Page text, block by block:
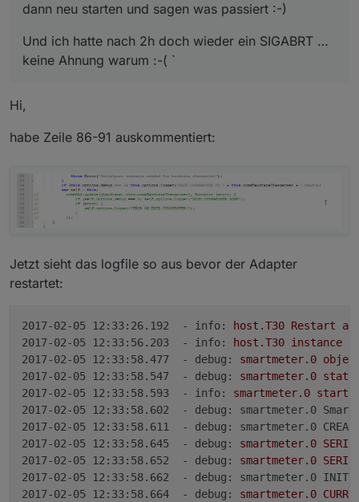
dann neu starten und sagen was passiert :-)
Und ich hatte nach 2h doch wieder ein SIGABRT …
keine Ahnung warum :-( `
Hi,
habe Zeile 86-91 auskommentiert:
Jetzt sieht das logfile so aus bevor der Adapter
restartet:
2017-02-05 12:33:26.192  - info: host.T30 Restart
2017-02-05 12:33:56.203  - info:
host.T30 instance
2017-02-05 12:33:58.477  - debug:
smartmeter.0
2017-02-05 12:33:58.547  - debug:
smartmeter.0
2017-02-05 12:33:58.593  - info:
smartmeter.0
2017-02-05 12:33:58.602  - debug: smartmeter.0
2017-02-05 12:33:58.611  - debug: smartmeter.0 CREATE
2017-02-05 12:33:58.645  - debug:
smartmeter.0
2017-02-05 12:33:58.652  - debug:
smartmeter.0
2017-02-05 12:33:58.662  - debug: smartmeter.0 INITIAL
2017-02-05 12:33:58.664  - debug:
smartmeter.0